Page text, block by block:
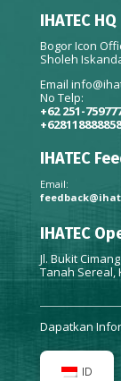
IHATEC
Bogor Icon
Sholeh
Email
No Telp:
+62 251-
IHATEC
Email:
IHATEC
Jl. Bukit
Tanah Sereal,
Dapatkan
ID